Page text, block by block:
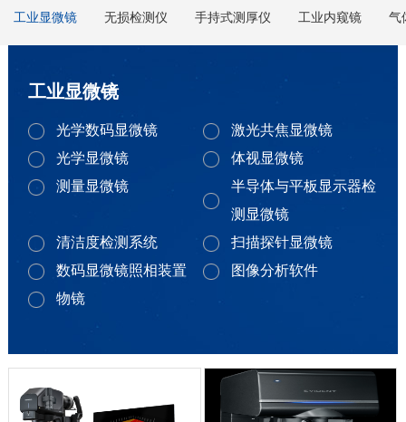
工业显微镜 无损检测仪 手持式测厚仪 工业内窥镜 气
工业显微镜
光学数码显微镜
激光共焦显微镜
光学显微镜
体视显微镜
测量显微镜
半导体与平板显示器检
测显微镜
清洁度检测系统
扫描探针显微镜
数码显微镜照相装置
图像分析软件
物镜